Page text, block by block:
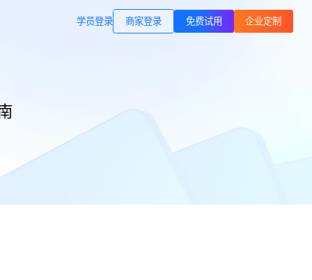
交付履约
企业公转私、培训履约、私域销
案 打通B站等公域，获客、转化、交付
一站式解决方案
一
公司简介 学员登录 商家登录